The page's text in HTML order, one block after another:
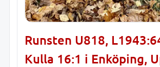
Runsten U818,
Kulla 16:1 i Enköping,